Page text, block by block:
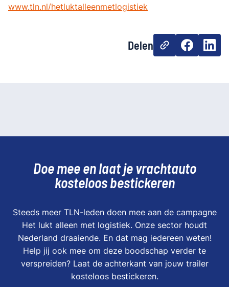
www.tln.nl/hetluktalleenmetlogistiek
Delen
Doe mee en laat je vrachtauto
kosteloos bestickeren
Steeds meer TLN-leden doen mee aan de campagne
Het lukt alleen met logistiek. Onze sector houdt
Nederland draaiende. En dat mag iedereen weten!
Help jij ook mee om deze boodschap verder te
verspreiden? Laat de achterkant van jouw trailer
kosteloos bestickeren.